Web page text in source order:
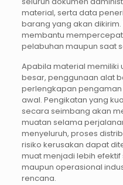
material, serta data
barang yang akan
membantu
pelabuhan maupun saat
Apabila material memiliki
besar, penggunaan alat
perlengkapan
awal. Pengikatan yang
secara seimbang akan
muatan selama
menyeluruh, proses
risiko kerusakan dapat
muat menjadi lebih
maupun operasional
rencana.